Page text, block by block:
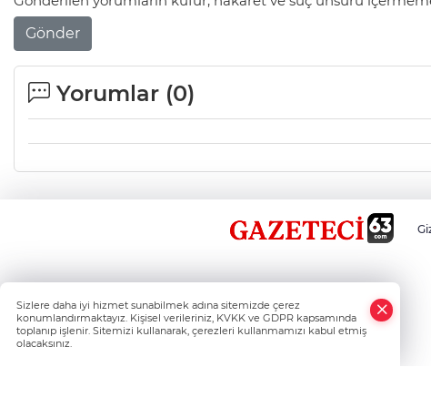
Gönder
Yorumlar (0)
Sizlere daha iyi hizmet sunabilmek adına sitemizde çerez
konumlandırmaktayız. Kişisel verileriniz, KVKK ve GDPR kapsamında
toplanıp işlenir. Sitemizi kullanarak, çerezleri kullanmamızı kabul etmiş
olacaksınız.
Whatsapp